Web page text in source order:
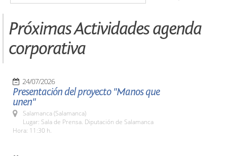
Próximas Actividades agenda
corporativa
24/07/2026
Presentación del proyecto "Manos que
unen"
Salamanca (Salamanca)
Lugar: Sala de Prensa. Diputación de Salamanca
Hora: 11:30 h.